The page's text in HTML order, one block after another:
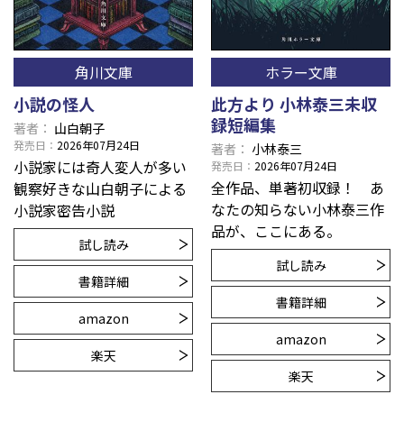
角川文庫
小説の怪人
著者 山白朝子
発売日 2026年07月24日
小説家には奇人変人が多い――
観察好きな山白朝子による
小説家密告小説
試し読み
書籍詳細
amazon
楽天
ホラー文庫
此方より 小林泰三未収
録短編集
著者 小林泰三
発売日 2026年07月24日
全作品、単著初収録！ あ
なたの知らない小林泰三作
品が、ここにある。
試し読み
書籍詳細
amazon
楽天